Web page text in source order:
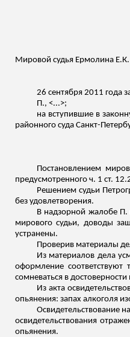
Мировой судья Ермолина
26 сентября 2011 года
П., <...>;
на вступившие в
районного суда Санкт-
Постановлением
предусмотренного ч. 1 ст.
Решением судьи
без удовлетворения.
В надзорной жалобе П.
мирового судьи, доводы
устранены.
Проверив материалы
Из материалов дела
оформление
сомневаться в
Из акта
опьянения: запах алкоголя
Освидетельствование
освидетельствования
опьянения.